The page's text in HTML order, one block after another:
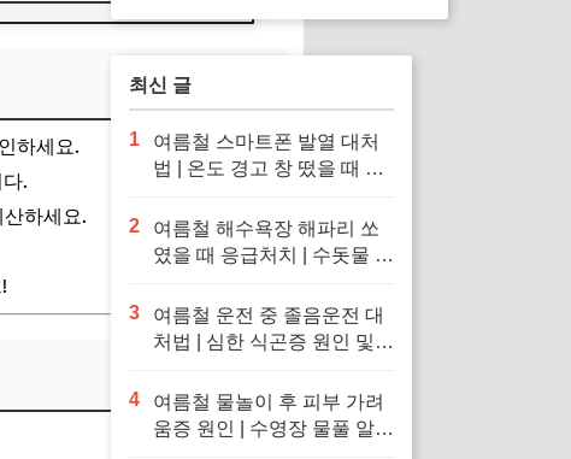
하세요.
.
하세요.
최신 글
1
여름철 스마트폰 발열 대처
법 | 온도 경고 창 떴을 때 응
입 금지 이유
2
여름철 해수욕장 해파리 쏘
였을 때 응급처치 | 수돗물 세
닷물 세척 수칙
3
여름철 운전 중 졸음운전 대
처법 | 심한 식곤증 원인 및
퇴치 응급처치 수칙
4
여름철 물놀이 후 피부 가려
움증 원인 | 수영장 물풀 알레